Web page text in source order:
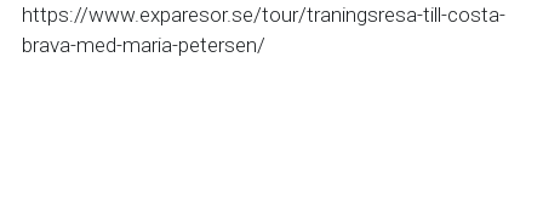
https://www.exparesor.se/tour/traningsresa-till-costa-
brava-med-maria-petersen/